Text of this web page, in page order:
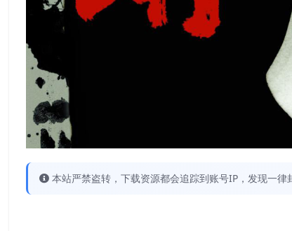
本站严禁盗转，下载资源都会追踪到账号IP，发现一